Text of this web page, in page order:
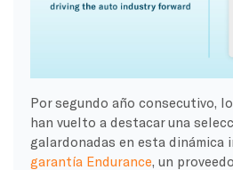
Por segundo año consecutivo,
han vuelto a destacar una
galardonadas en esta dinámica
garantía Endurance , un